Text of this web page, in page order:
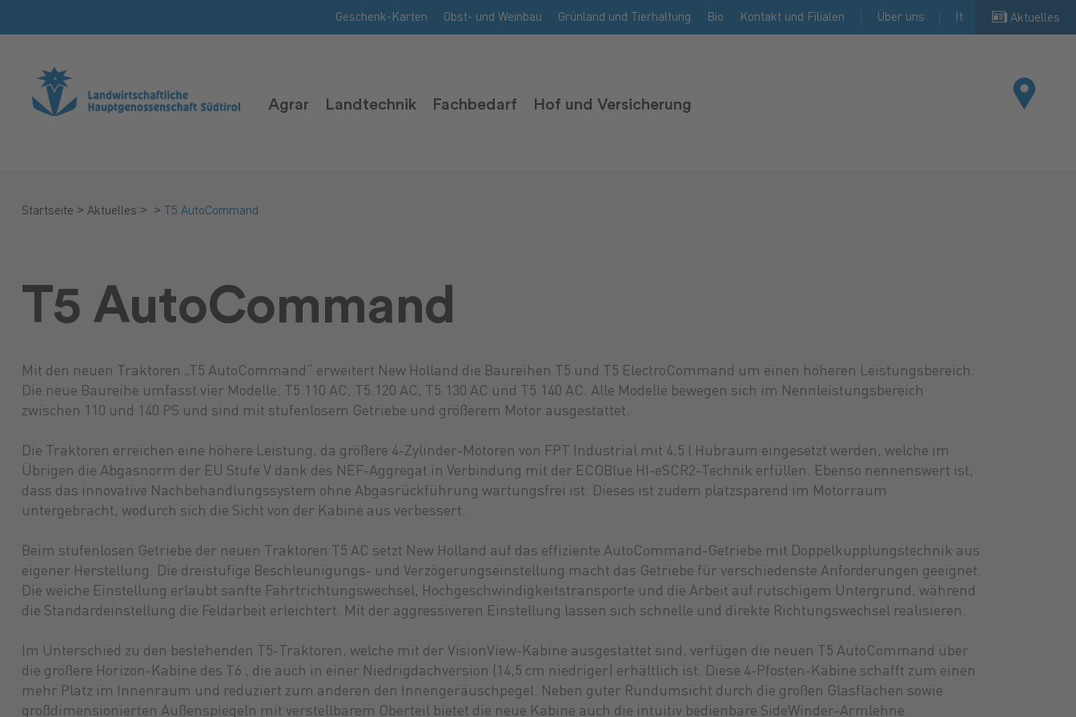
Geschenk-Karten Obst- und Weinbau Grünland und Tierhaltung Bio Kontakt und Filialen Über uns It Aktuelles
Agrar Landtechnik Fachbedarf Hof und Versicherung
Startseite > Aktuelles > > T5 AutoCommand
T5 AutoCommand
Mit den neuen Traktoren „T5 AutoCommand“ erweitert New Holland die Baureihen T5 und T5 ElectroCommand um einen höheren Leistungsbereich.
Die neue Baureihe umfasst vier Modelle: T5.110 AC, T5.120 AC, T5.130 AC und T5.140 AC. Alle Modelle bewegen sich im Nennleistungsbereich
zwischen 110 und 140 PS und sind mit stufenlosem Getriebe und größerem Motor ausgestattet.
Die Traktoren erreichen eine höhere Leistung, da größere 4-Zylinder-Motoren von FPT Industrial mit 4,5 l Hubraum eingesetzt werden, welche im
Übrigen die Abgasnorm der EU Stufe V dank des NEF-Aggregat in Verbindung mit der ECOBlue HI-eSCR2-Technik erfüllen. Ebenso nennenswert ist,
dass das innovative Nachbehandlungssystem ohne Abgasrückführung wartungsfrei ist. Dieses ist zudem platzsparend im Motorraum
untergebracht, wodurch sich die Sicht von der Kabine aus verbessert.
Beim stufenlosen Getriebe der neuen Traktoren T5 AC setzt New Holland auf das effiziente AutoCommand-Getriebe mit Doppelkupplungstechnik aus
eigener Herstellung. Die dreistufige Beschleunigungs- und Verzögerungseinstellung macht das Getriebe für verschiedenste Anforderungen geeignet.
Die weiche Einstellung erlaubt sanfte Fahrtrichtungswechsel, Hochgeschwindigkeitstransporte und die Arbeit auf rutschigem Untergrund, während
die Standardeinstellung die Feldarbeit erleichtert. Mit der aggressiveren Einstellung lassen sich schnelle und direkte Richtungswechsel realisieren.
Im Unterschied zu den bestehenden T5-Traktoren, welche mit der VisionView-Kabine ausgestattet sind, verfügen die neuen T5 AutoCommand über
die größere Horizon-Kabine des T6 , die auch in einer Niedrigdachversion (14,5 cm niedriger) erhältlich ist. Diese 4-Pfosten-Kabine schafft zum einen
mehr Platz im Innenraum und reduziert zum anderen den Innengeräuschpegel. Neben guter Rundumsicht durch die großen Glasflächen sowie
großdimensionierten Außenspiegeln mit verstellbarem Oberteil bietet die neue Kabine auch die intuitiv bedienbare SideWinder-Armlehne.